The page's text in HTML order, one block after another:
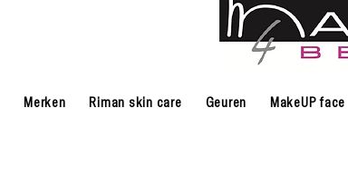
Merken Riman skin care Geuren MakeUP face